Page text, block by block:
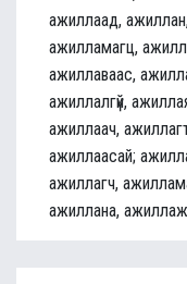
ажиллаад,
ажилламагц,
ажиллаваас,
ажиллалгүй,
ажиллаач,
ажиллаасай;
ажиллагч,
ажиллана,